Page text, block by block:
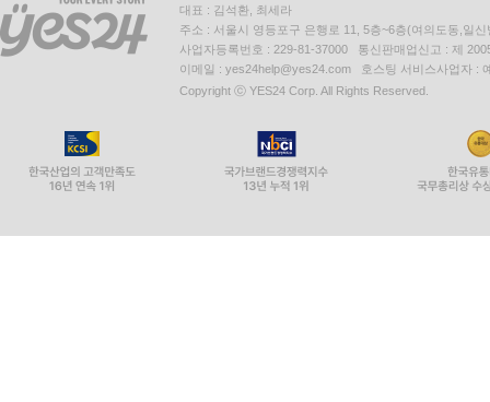
대표 : 김석환, 최세라
주소 : 서울시 영등포구 은행로 11, 5층~6층(여의도동,일신
사업자등록번호 : 229-81-37000 통신판매업신고 : 제
이메일 : yes24help@yes24.com 호스팅 서비스사업자 :
Copyright ⓒ YES24 Corp. All Rights Reserved.